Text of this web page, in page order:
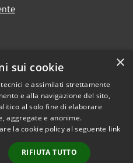
Copyright © 2026 • Comune di
Pero • Powered by
Municipium•
Accesso
×
sui cookie
e assimilati strettamente
e alla navigazione del sito,
al solo fine di elaborare
aggregate e anonime.
la cookie policy al seguente link
RIFIUTA TUTTO